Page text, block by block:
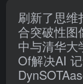
刷新了思维
合突破性图
中与清华
Of解决AI